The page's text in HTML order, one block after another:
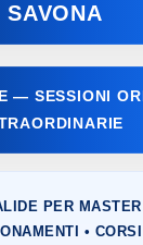
SAVONA
— SESSIONI
PER MASTER
•